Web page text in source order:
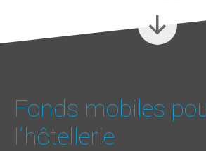
Fonds mobiles
l’hôtellerie